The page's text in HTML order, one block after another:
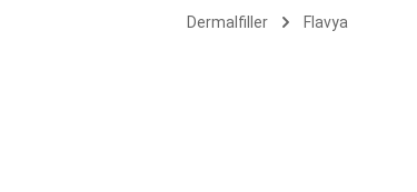
Dermalfiller Flavya